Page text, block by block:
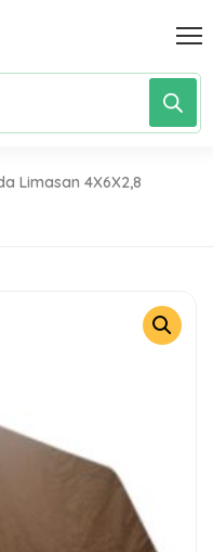
Limasan 4X6X2,8